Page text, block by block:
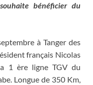
bénéficier du
à Tanger des
français Nicolas
1 ère ligne TGV du
Longue de 350 Km,